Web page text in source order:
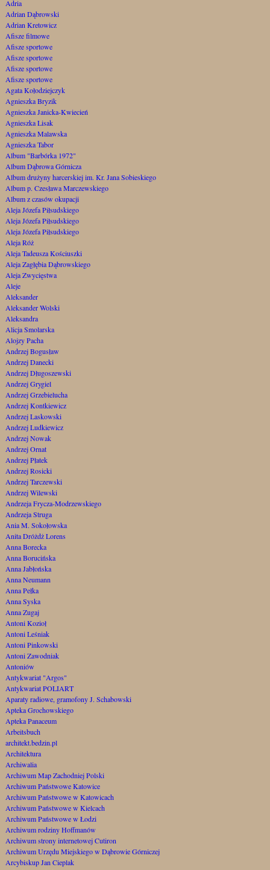
Adria
Adrian Dąbrowski
Adrian Kretowicz
Afisze filmowe
Afisze sportowe
Afisze sportowe
Afisze sportowe
Afisze sportowe
Agata Kołodziejczyk
Agnieszka Bryzik
Agnieszka Janicka-Kwiecień
Agnieszka Lisak
Agnieszka Malawska
Agnieszka Tabor
Album "Barbórka 1972"
Album Dąbrowa Górnicza
Album drużyny harcerskiej im. Kr. Jana Sobieskiego
Album p. Czesława Marczewskiego
Album z czasów okupacji
Aleja Józefa Piłsudskiego
Aleja Józefa Piłsudskiego
Aleja Józefa Piłsudskiego
Aleja Róż
Aleja Tadeusza Kościuszki
Aleja Zagłębia Dąbrowskiego
Aleja Zwycięstwa
Aleje
Aleksander
Aleksander Wolski
Aleksandra
Alicja Smolarska
Alojzy Pacha
Andrzej Bogusław
Andrzej Danecki
Andrzej Długoszewski
Andrzej Grygiel
Andrzej Grzebielucha
Andrzej Kontkiewicz
Andrzej Laskowski
Andrzej Ludkiewicz
Andrzej Nowak
Andrzej Ornat
Andrzej Płatek
Andrzej Rosicki
Andrzej Tarczewski
Andrzej Wilewski
Andrzeja Frycza-Modrzewskiego
Andrzeja Struga
Ania M. Sokołowska
Anita Dróżdż Lorens
Anna Borecka
Anna Borucińska
Anna Jabłońska
Anna Neumann
Anna Pełka
Anna Syska
Anna Zugaj
Antoni Kozioł
Antoni Leśniak
Antoni Pinkowski
Antoni Zawodniak
Antoniów
Antykwariat "Argos"
Antykwariat POLIART
Aparaty radiowe, gramofony J. Schabowski
Apteka Grochowskiego
Apteka Panaceum
Arbeitsbuch
architekt.bedzin.pl
Architektura
Archiwalia
Archiwum Map Zachodniej Polski
Archiwum Państwowe Katowice
Archiwum Państwowe w Katowicach
Archiwum Państwowe w Kielcach
Archiwum Państwowe w Łodzi
Archiwum rodziny Hoffmanów
Archiwum strony internetowej Cutiron
Archiwum Urzędu Miejskiego w Dąbrowie Górniczej
Arcybiskup Jan Cieplak